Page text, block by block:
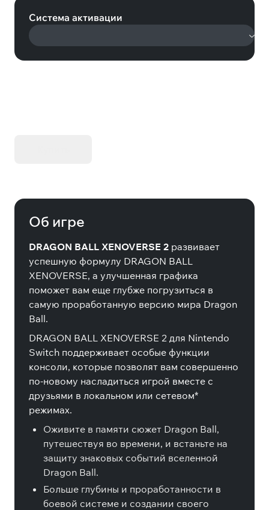
Система активации
Об игре
DRAGON BALL XENOVERSE 2 развивает
успешную формулу DRAGON BALL
XENOVERSE, а улучшенная графика
поможет вам еще глубже погрузиться в
самую проработанную версию мира Dragon
Ball.
DRAGON BALL XENOVERSE 2 для Nintendo
Switch поддерживает особые функции
консоли, которые позволят вам совершенно
по-новому насладиться игрой вместе с
друзьями в локальном или сетевом*
режимах.
Оживите в памяти сюжет Dragon Ball,
путешествуя во времени, и встаньте на
защиту знаковых событий вселенной
Dragon Ball.
Больше глубины и проработанности в
боевой системе и создании своего